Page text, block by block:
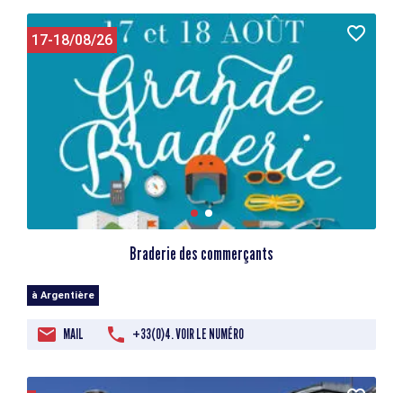
17-18/08/26
Braderie des commerçants
à Argentière
MAIL +33(0)4. VOIR LE NUMÉRO